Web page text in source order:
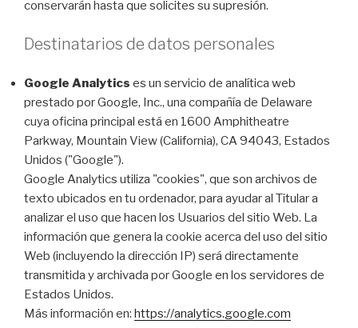
conservarán hasta que solicites su supresión.
Destinatarios de datos personales
Google Analytics es un servicio de analítica web
prestado por Google, Inc., una compañía de Delaware
cuya oficina principal está en 1600 Amphitheatre
Parkway, Mountain View (California), CA 94043, Estados
Unidos ("Google").
Google Analytics utiliza "cookies", que son archivos de
texto ubicados en tu ordenador, para ayudar al Titular a
analizar el uso que hacen los Usuarios del sitio Web. La
información que genera la cookie acerca del uso del sitio
Web (incluyendo la dirección IP) será directamente
transmitida y archivada por Google en los servidores de
Estados Unidos.
Más información en: https://analytics.google.com